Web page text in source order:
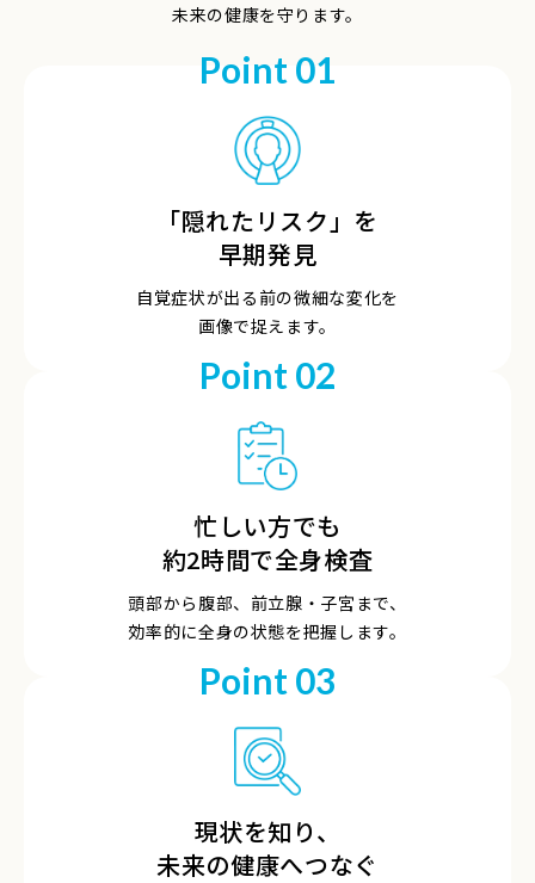
未来の健康を守ります。
Point 01
「隠れたリスク」を
早期発見
自覚症状が出る前の微細な変化を
画像で捉えます。
Point 02
忙しい方でも
約2時間で全身検査
頭部から腹部、前立腺・子宮まで、
効率的に全身の状態を把握します。
Point 03
現状を知り、
未来の健康へつなぐ